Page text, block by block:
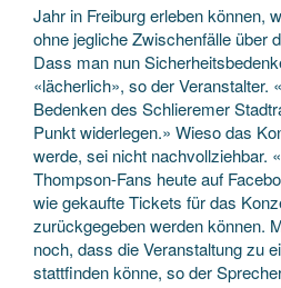
Jahr in Freiburg erleben können,
ohne jegliche Zwischenfälle über
Dass man nun
«lächerlich», so der Veranstalter.
Bedenken des Schlieremer
Punkt widerlegen.» Wieso das
werde, sei nicht nachvollziehbar.
Thompson-Fans heute auf
wie gekaufte Tickets für das
zurückgegeben werden können.
noch, dass die Veranstaltung zu
stattfinden könne, so der